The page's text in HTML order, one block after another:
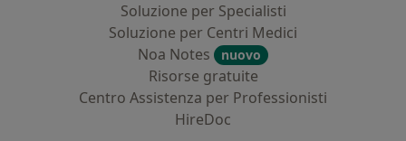
Soluzione per Specialisti
Soluzione per Centri Medici
Noa Notes
nuovo
Risorse gratuite
Centro Assistenza per Professionisti
HireDoc